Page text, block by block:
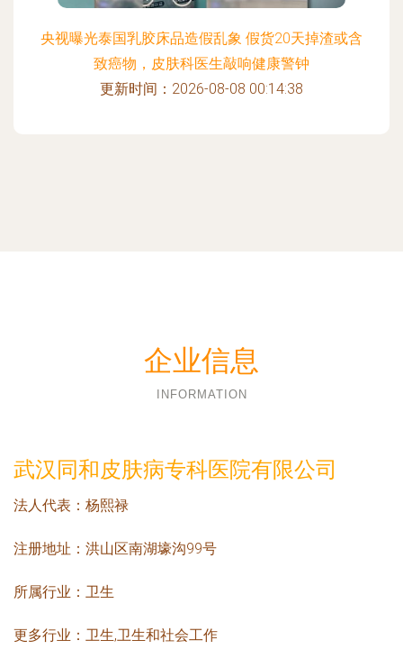
央视曝光泰国乳胶床品造假乱象 假货20天掉渣或含
致癌物，皮肤科医生敲响健康警钟
更新时间：2026-08-08 00:14:38
企业信息
INFORMATION
武汉同和皮肤病专科医院有限公司
法人代表： 杨熙禄
注册地址： 洪山区南湖壕沟99号
所属行业： 卫生
更多行业： 卫生,卫生和社会工作